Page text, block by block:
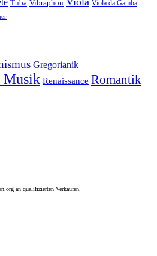
Tuba Vibraphon Viola da Gamba
Gregorianik
Musik Renaissance Romantik
an qualifizierten Verkäufen.